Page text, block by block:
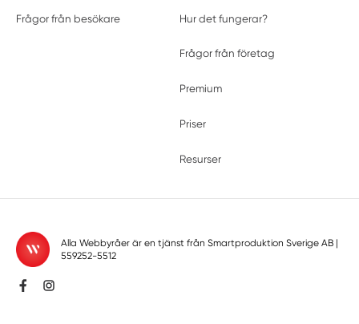
Frågor från besökare Hur det fungerar?
Frågor från företag
Premium
Priser
Resurser
Alla Webbyråer är en tjänst från Smartproduktion Sverige AB|
559252-5512